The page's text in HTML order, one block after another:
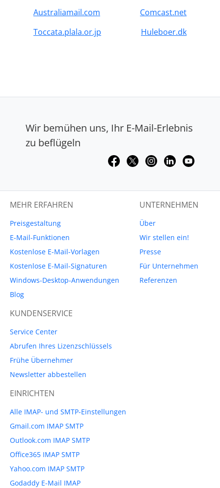
Australiamail.com
Comcast.net
Toccata.plala.or.jp
Huleboer.dk
Wir bemühen uns, Ihr E-Mail-Erlebnis
zu beflügeln
MEHR ERFAHREN
Preisgestaltung
E-Mail-Funktionen
Kostenlose E-Mail-Vorlagen
Kostenlose E-Mail-Signaturen
Windows-Desktop-Anwendungen
Blog
UNTERNEHMEN
Über
Wir stellen ein!
Presse
Für Unternehmen
Referenzen
KUNDENSERVICE
Service Center
Abrufen Ihres Lizenzschlüssels
Frühe Übernehmer
Newsletter abbestellen
EINRICHTEN
Alle IMAP- und SMTP-Einstellungen
Gmail.com IMAP SMTP
Outlook.com IMAP SMTP
Office365 IMAP SMTP
Yahoo.com IMAP SMTP
Godaddy E-Mail IMAP